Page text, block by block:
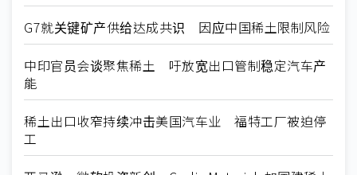
G7就关键矿产供给达成共识 因应中国稀土限制风险
中印官员会谈聚焦稀土 吁放宽出口管制稳定汽车产
能
稀土出口收窄持续冲击美国汽车业 福特工厂被迫停
工